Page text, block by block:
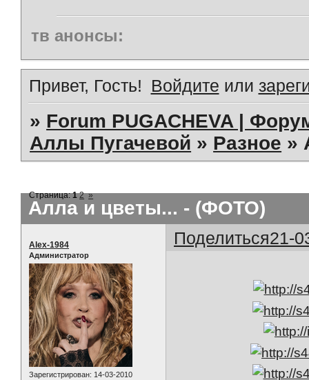
тв анонсы:
Привет, Гость! Войдите или
» Forum PUGACHEVA |
Аллы Пугачевой » Разное »
Алла и цветы... - (ФОТО)
Страница:1 2 »
Поделиться21-
Alex-1984
Администратор
Зарегистрирован: 14-03-2010